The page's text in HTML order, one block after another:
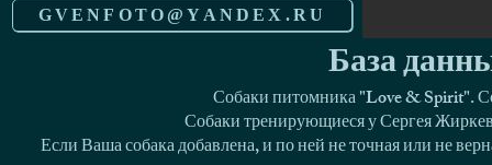
GVENFOTO@YANDEX.RU
База
Собаки питомника "Love & Spirit".
Собаки тренирующиеся у Сергея
Если Ваша собака добавлена, и по ней не точная или не